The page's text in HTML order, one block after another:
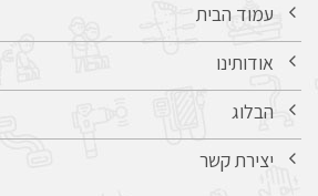
עמוד הבית
אודותינו
הבלוג
יצירת קשר